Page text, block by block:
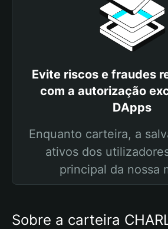
Evite riscos e fraudes
com a autorização
DApps
Enquanto carteira, a
ativos dos
principal da nossa
Sobre a carteira